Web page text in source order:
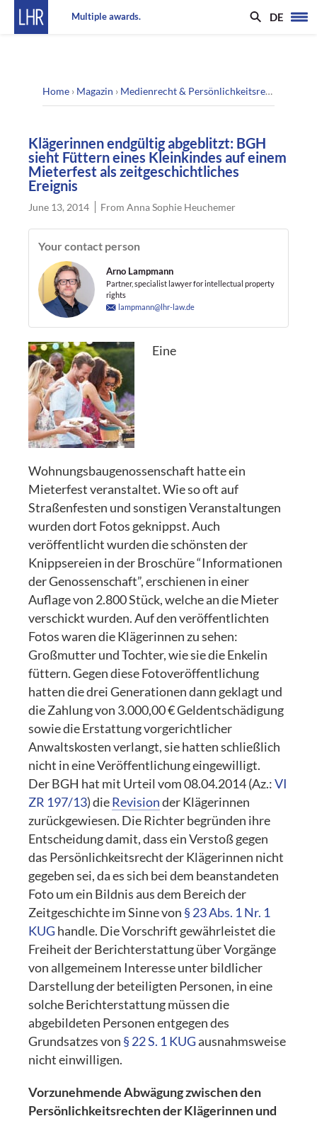
Multiple awards. DE
Home › Magazin › Medienrecht & Persönlichkeitsrecht
Klägerinnen endgültig abgeblitzt: BGH
sieht Füttern eines Kleinkindes auf einem
Mieterfest als zeitgeschichtliches
Ereignis
June 13, 2014 FromAnna Sophie Heuchemer
Your contact person
Arno Lampmann
Partner, specialist lawyer for intellectual property
rights
lampmann@lhr-law.de
Eine
Wohnungsbaugenossenschaft hatte ein
Mieterfest veranstaltet. Wie so oft auf
Straßenfesten und sonstigen Veranstaltungen
wurden dort Fotos geknippst. Auch
veröffentlicht wurden die schönsten der
Knippsereien in der Broschüre “Informationen
der Genossenschaft”, erschienen in einer
Auflage von 2.800 Stück, welche an die Mieter
verschickt wurden. Auf den veröffentlichten
Fotos waren die Klägerinnen zu sehen:
Großmutter und Tochter, wie sie die Enkelin
füttern. Gegen diese Fotoveröffentlichung
hatten die drei Generationen dann geklagt und
die Zahlung von 3.000,00 € Geldentschädigung
sowie die Erstattung vorgerichtlicher
Anwaltskosten verlangt, sie hatten schließlich
nicht in eine Veröffentlichung eingewilligt.
Der BGH hat mit Urteil vom 08.04.2014 (Az.:VI
ZR 197/13) dieRevisionder Klägerinnen
zurückgewiesen. Die Richter begründen ihre
Entscheidung damit, dass ein Verstoß gegen
das Persönlichkeitsrecht der Klägerinnen nicht
gegeben sei, da es sich bei dem beanstandeten
Foto um ein Bildnis aus dem Bereich der
Zeitgeschichte im Sinne von § 23 Abs. 1 Nr. 1
KUG handle. Die Vorschrift gewährleistet die
Freiheit der Berichterstattung über Vorgänge
von allgemeinem Interesse unter bildlicher
Darstellung der beteiligten Personen, in eine
solche Berichterstattung müssen die
abgebildeten Personen entgegen des
Grundsatzes von § 22 S. 1 KUGausnahmsweise
nicht einwilligen.
Vorzunehmende Abwägung zwischen den
Persönlichkeitsrechten der Klägerinnen und